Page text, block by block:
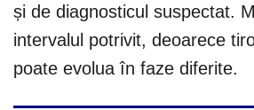
și de diagnosticul suspectat.
intervalul potrivit, deoarece
poate evolua în faze diferite.